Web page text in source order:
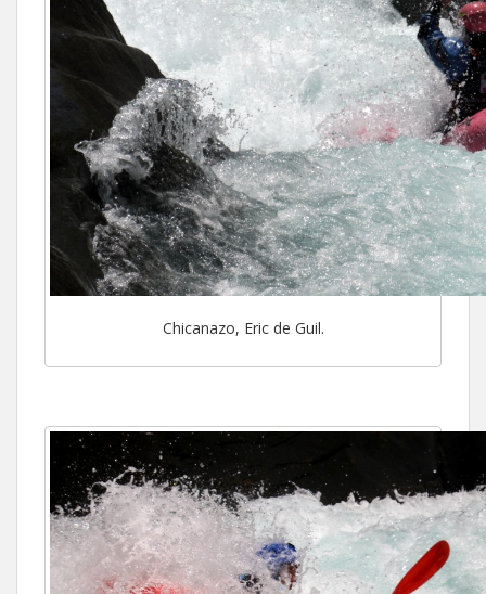
Chicanazo, Eric de Guil.